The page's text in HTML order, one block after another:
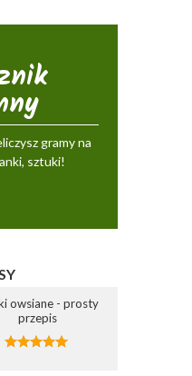
gramy na
sztuki!
owsiane - prosty
przepis